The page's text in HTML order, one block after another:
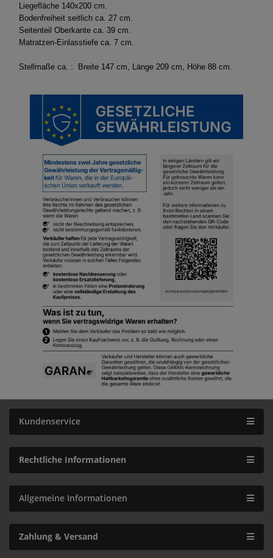
Liegefläche 140x200 cm.
Bodenfreiheit seitlich ca. 27 cm.
Seitenteil Oberkante ca. 39 cm.
Matratzen-Einlasstiefe ca. 7 cm.
Stellmaße ca. : Breite 147 cm, Länge 209 cm, Höhe 88 cm.
Kundenservice
Rechtliche Informationen
Allgemeine Informationen
Zahlung & Versand